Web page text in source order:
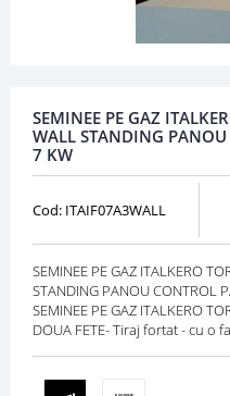
SEMINEE PE GAZ
WALL STANDING
7 KW
Cod: ITAIF07A3WALL
SEMINEE PE GAZ ITALKERO
STANDING PANOU CONTROL
SEMINEE PE GAZ ITALKERO
DOUA FETE- Tiraj fortat - cu o